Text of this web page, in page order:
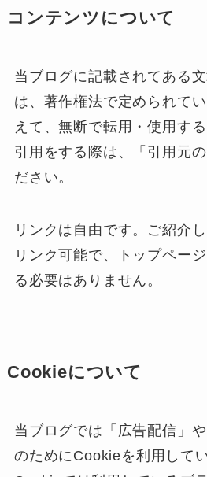
コンテンツについて
当ブログに記載されてある
は、著作権法で定められて
えて、無断で転用・使用す
引用をする際は、「引用元
ださい。
リンクは自由です。ご紹介
リンク可能で、トップペー
る必要はありません。
Cookieについて
当ブログでは「広告配信」
のためにCookieを利用してい